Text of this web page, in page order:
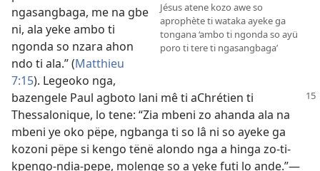
Jésus atene kozo awe so
aprophète ti wataka ayeke ga
tongana ‘ambo ti ngonda so ayü
poro ti tere ti ngasangbaga’
ngasangbaga, me na gbe
ni, ala yeke ambo ti
ngonda so nzara ahon
ndo ti ala.” (Matthieu
7:15). Legeoko nga,
bazengele Paul agboto lani mê ti aChrétien ti
Thessalonique, lo tene: “Zia mbeni zo ahanda ala na
mbeni ye oko pëpe, ngbanga ti so lâ ni so ayeke ga
kozoni pëpe si kengo tënë alondo nga a hinga zo-ti-
kpengo-ndia-pepe, molenge so a yeke futi lo ande.”—